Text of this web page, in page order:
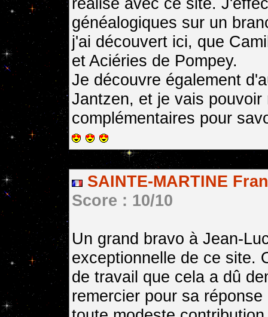
généalogiques sur un
j'ai découvert ici, que
et Aciéries de Pompey.
Je découvre également
Jantzen, et je vais
complémentaires pour
SAINTE-MARTINE
Score : 10/10
Un grand bravo à Jean-
exceptionnelle de ce site.
de travail que cela a dû
remercier pour sa